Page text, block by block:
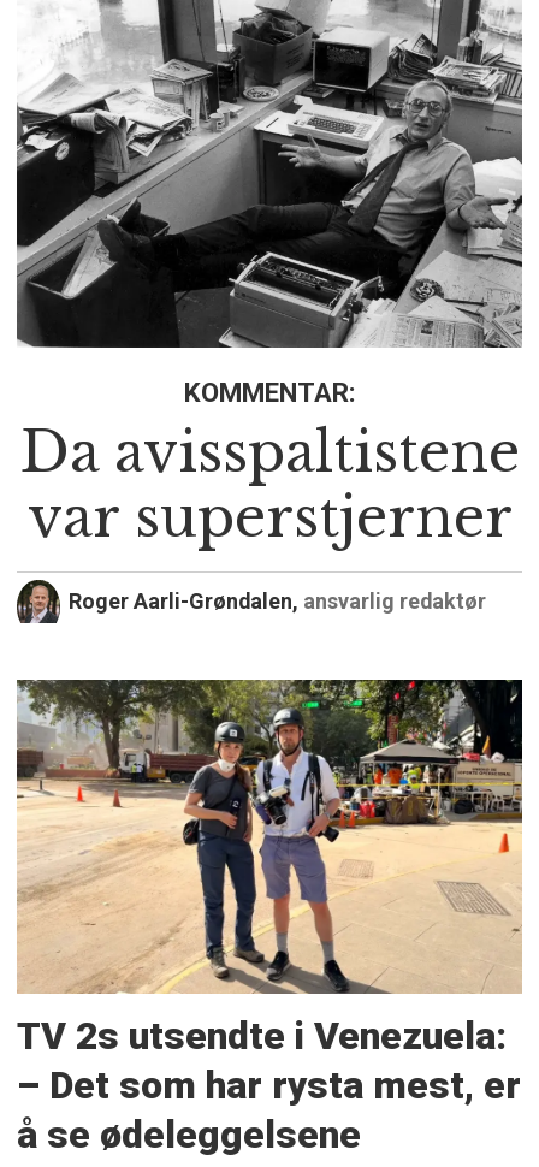
KOMMENTAR:
Da avisspaltistene
var superstjerner
Roger Aarli-Grøndalen, ansvarlig redaktør
TV 2s utsendte i Venezuela:
– Det som har rysta mest, er
å se ødeleggelsene